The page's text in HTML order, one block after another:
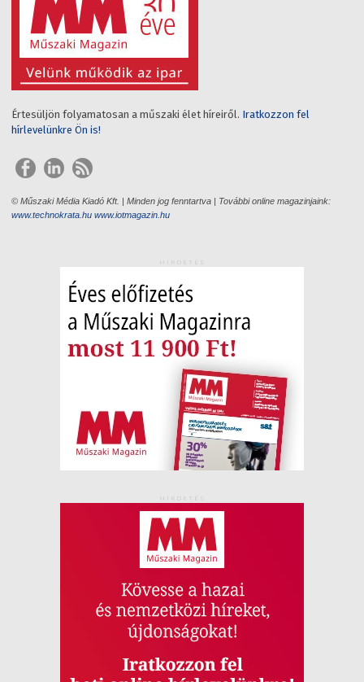
Értesüljön folyamatosan a műszaki élet híreiről. Iratkozzon fel
hírlevelünkre Ön is!
© Műszaki Média Kiadó Kft. | Minden jog fenntartva | További online magazinjaink:
www.technokrata.hu www.iotmagazin.hu
HIRDETÉS
HIRDETÉS